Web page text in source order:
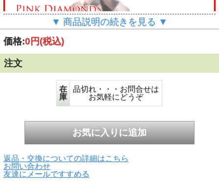
▼ 商品説明の続きを見る ▼
価格:0円(税込)
注文
在
庫
品切れ・・・お問合せは
お気軽にどうぞ
返品・交換についての詳細はこちら
お問い合わせ
友達にメールですすめる